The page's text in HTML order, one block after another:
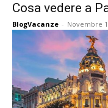
Cosa vedere a
BlogVacanze - Novembre